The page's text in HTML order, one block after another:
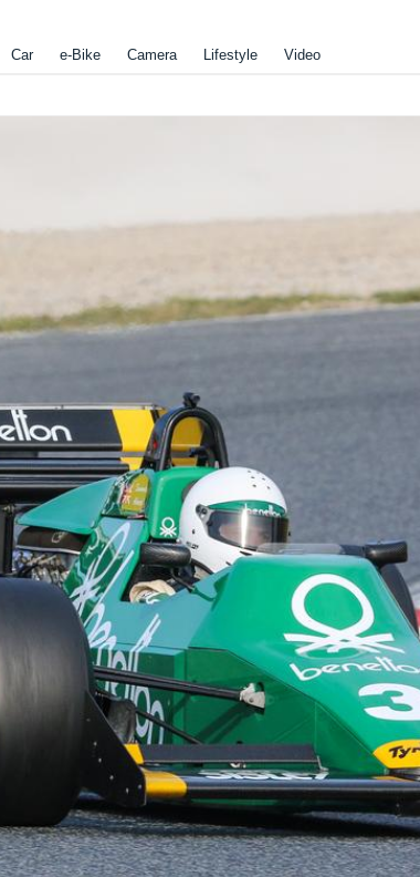
Car e-Bike Camera Lifestyle Video